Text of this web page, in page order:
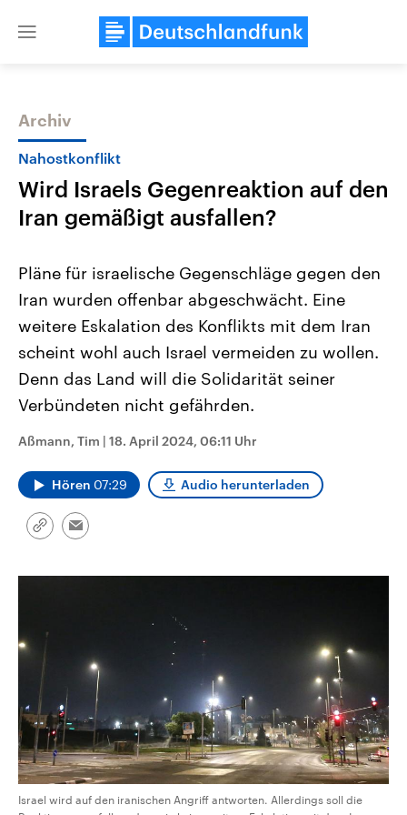
Close
Themen
Landtagswahl Sachsen-Anhalt
2026
Alle Informationen
Sachsen-Anhalt wählt am 6.
September 2026 einen neuen
Landtag. Seit 2021 wird das
Bundesland von einer Koalition aus
CDU, SPD und FDP regiert.-
Umfragen, Prognosen,
Wahlprogramme, aktuelle Berichte
und Kandidaten der anstehenden
Wahl.
USA
Aktuelle Beiträge,
Hintergründe
Wirtschaftlich und
gehören die Vereinigten
den mächtigsten Ländern
mit großem Einfluss auf
Archiv
Nahostkonflikt
Wird Israels Gegenreaktion auf den
Iran gemäßigt ausfallen?
Pläne für israelische Gegenschläge gegen den
Iran wurden offenbar abgeschwächt. Eine
weitere Eskalation des Konflikts mit dem Iran
scheint wohl auch Israel vermeiden zu wollen.
Denn das Land will die Solidarität seiner
Verbündeten nicht gefährden.
Aßmann, Tim | 18. April 2024, 06:11 Uhr
Hören 07:29 Audio herunterladen
Link
Email
Israel wird auf den iranischen Angriff antworten. Allerdings soll die